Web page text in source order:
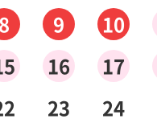
8 9 10
16 17
23 24